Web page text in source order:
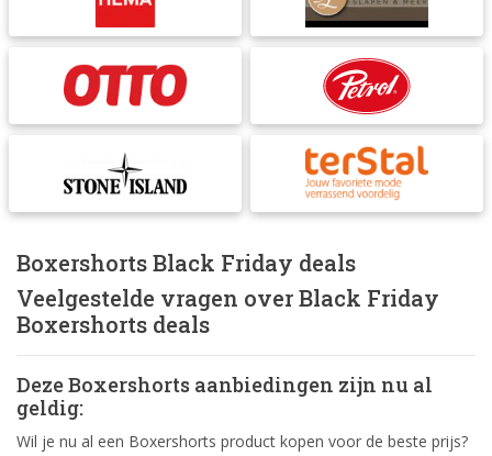
Boxershorts Black Friday deals
Veelgestelde vragen over Black Friday
Boxershorts deals
Deze Boxershorts aanbiedingen zijn nu al
geldig:
Wil je nu al een Boxershorts product kopen voor de beste prijs?